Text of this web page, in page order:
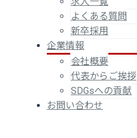
よくある質問
新卒採用
企業情報
会社概要
代表からご挨拶
SDGsへの貢献
お問い合わせ